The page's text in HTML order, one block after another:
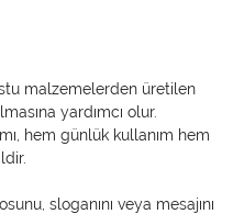
malzemelerden üretilen
yardımcı olur.
hem günlük kullanım hem
sloganını veya mesajını